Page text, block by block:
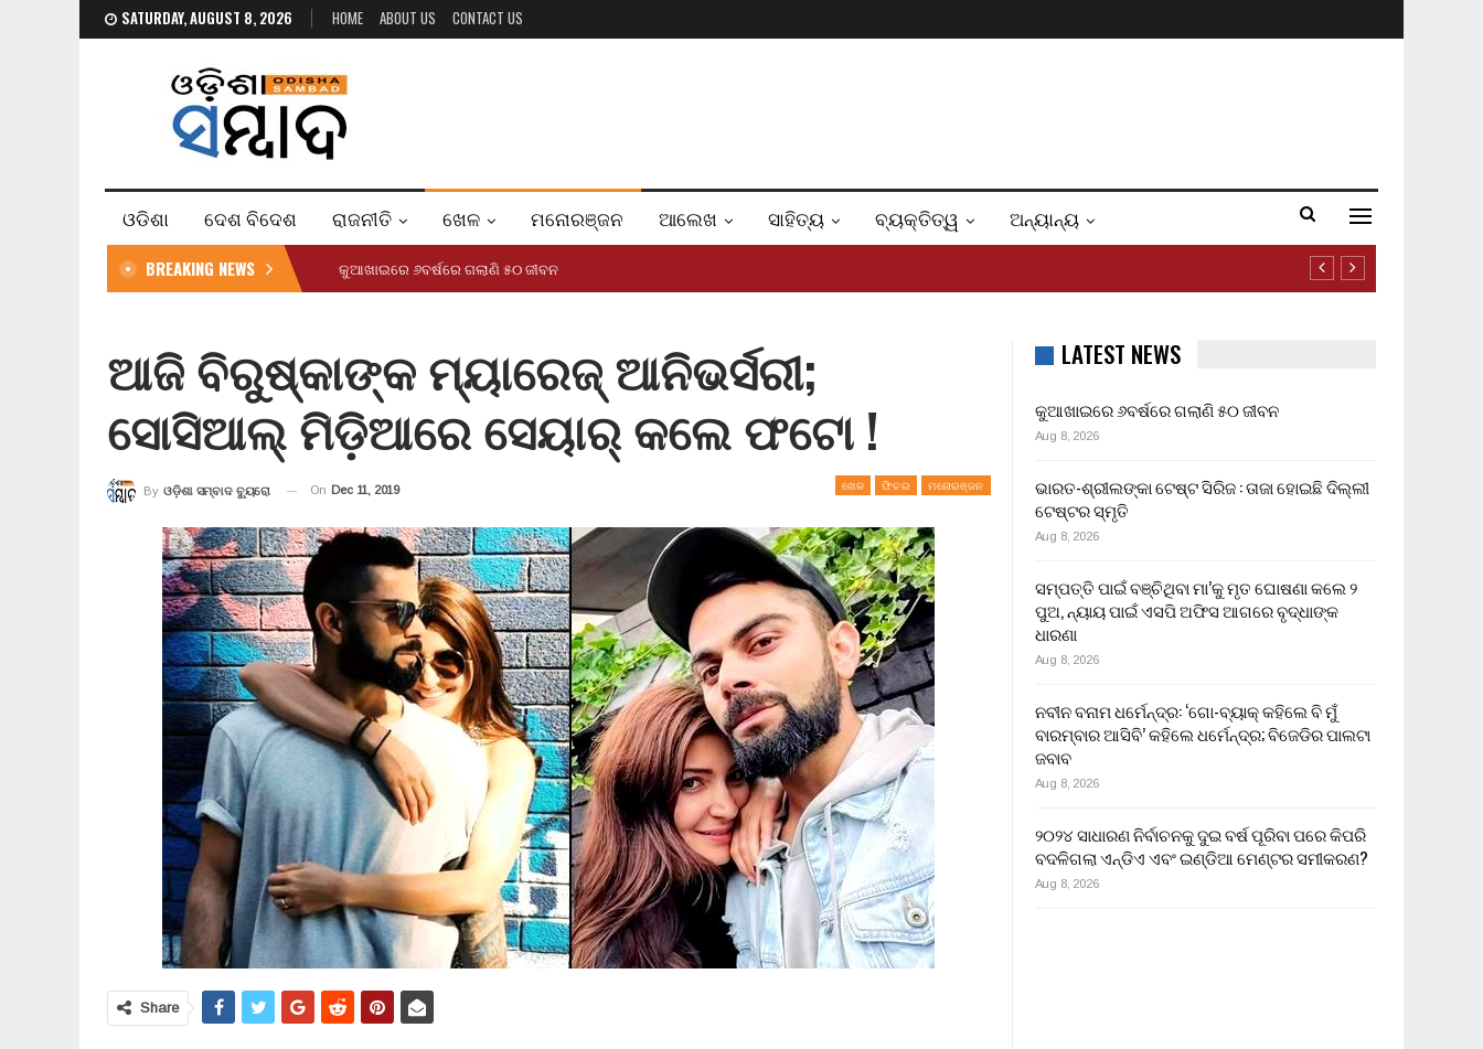
SATURDAY, AUGUST 8, 2026 HOME ABOUT US CONTACT US
ଓଡିଶା ଦେଶ ବିଦେଶ ରାଜନୀତି ଖେଳ ମନୋରଞ୍ଜନ ଆଲେଖ ସାହିତ୍ୟ ବ୍ୟକ୍ତିତ୍ୱ ଅନ୍ୟାନ୍ୟ
BREAKING NEWS କୁଆଖାଇରେ ୬ବର୍ଷରେ ଗଲାଣି ୫୦ ଜୀବନ
ଆଜି ବିରୁଷ୍କାଙ୍କ ମ୍ୟାରେଜ୍ ଆନିଭର୍ସରୀ;
ସୋସିଆଲ୍ ମିଡ଼ିଆରେ ସେୟାର୍ କଲେ ଫଟୋ !
ଖେଳ ଫିଚର ମନୋରଞ୍ଜନ
By ଓଡ଼ିଶା ସମ୍ବାଦ ବ୍ୟୁରୋ On Dec 11, 2019
Share
LATEST NEWS
କୁଆଖାଇରେ ୬ବର୍ଷରେ ଗଲାଣି ୫୦ ଜୀବନ
Aug 8, 2026
ଭାରତ-ଶ୍ରୀଲଙ୍କା ଟେଷ୍ଟ ସିରିଜ : ତାଜା ହୋଇଛି ଦିଲ୍ଲୀ
ଟେଷ୍ଟର ସ୍ମୃତି
Aug 8, 2026
ସମ୍ପତ୍ତି ପାଇଁ ବଞ୍ଚିଥିବା ମା’କୁ ମୃତ ଘୋଷଣା କଲେ ୨
ପୁଅ, ନ୍ୟାୟ ପାଇଁ ଏସପି ଅଫିସ ଆଗରେ ବୃଦ୍ଧାଙ୍କ
ଧାରଣା
Aug 8, 2026
ନବୀନ ବନାମ ଧର୍ମେନ୍ଦ୍ର: ‘ଗୋ-ବ୍ୟାକ୍ କହିଲେ ବି ମୁଁ
ବାରମ୍ବାର ଆସିବି’ କହିଲେ ଧର୍ମେନ୍ଦ୍ର; ବିଜେଡିର ପାଲଟା
ଜବାବ
Aug 8, 2026
୨୦୨୪ ସାଧାରଣ ନିର୍ବାଚନକୁ ଦୁଇ ବର୍ଷ ପୂରିବା ପରେ କିପରି
ବଦଳିଗଲା ଏନ୍‌ଡିଏ ଏବଂ ଇଣ୍ଡିଆ ମେଣ୍ଟର ସମୀକରଣ?
Aug 8, 2026